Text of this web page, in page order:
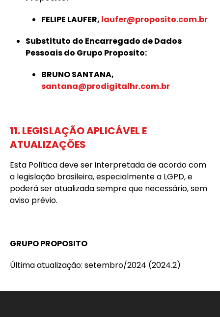
FELIPE LAUFER, laufer@proposito.com.br
Substituto do Encarregado de Dados
Pessoais do Grupo Proposito:
BRUNO SANTANA,
santana@prodigitalhr.com.br
11. LEGISLAÇÃO APLICÁVEL E
ATUALIZAÇÕES
Esta Política deve ser interpretada de acordo com
a legislação brasileira, especialmente a LGPD, e
poderá ser atualizada sempre que necessário, sem
aviso prévio.
GRUPO PROPOSITO
Última atualização: setembro/2024 (2024.2)